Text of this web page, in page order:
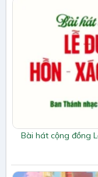
Bài hát cộng đồng